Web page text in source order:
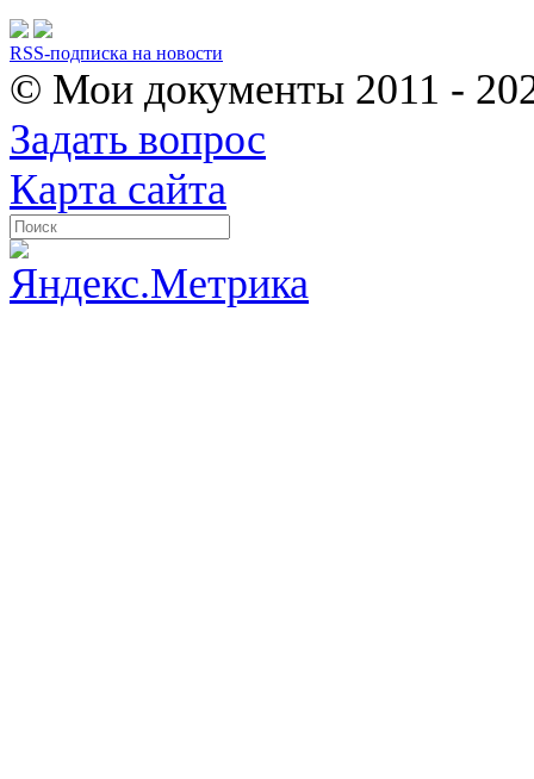
RSS-подписка на новости
© Мои документы 2011 -
Задать вопрос
Карта сайта